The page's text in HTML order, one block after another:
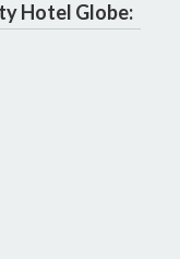
Hotel Globe: